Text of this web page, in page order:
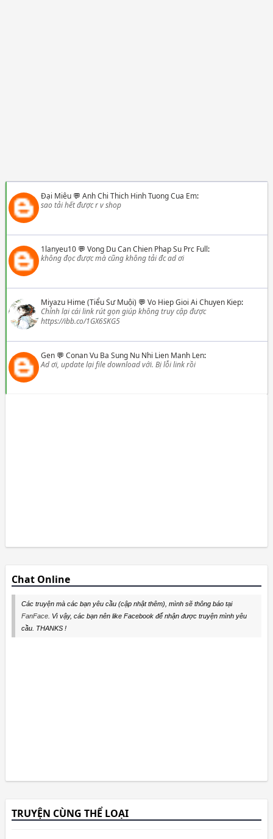
Đại Miêu💬 Anh Chi Thich Hinh Tuong Cua Em:
sao tải hết được r v shop
1lanyeu10💬 Vong Du Can Chien Phap Su Prc Full:
không đọc được mà cũng không tải đc ad ơi
Miyazu Hime (Tiểu Sư Muội) 💬 Vo Hiep Gioi Ai Chuyen Kiep:
Chỉnh lại cái link rút gọn giúp không truy cập được
https://ibb.co/1GX6SKG5
Gen💬 Conan Vu Ba Sung Nu Nhi Lien Manh Len:
Ad ơi, update lại file download với. Bị lỗi link rồi
Chat Online
Các truyện mà các bạn yêu cầu (cập nhật thêm), mình sẽ thông báo tại
FanFace. Vì vậy, các bạn nên like Facebook để nhận được truyện mình yêu
cầu. THANKS !
TRUYỆN CÙNG THỂ LOẠI